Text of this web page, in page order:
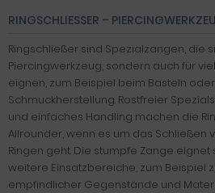
RINGSCHLIESSER –
Ringschließer sind Spezialzangen, die
Piercingwerkzeug, sondern auch für
eignen, zum Beispiel beim Basteln
Schmuckherstellung. Rostfreier
und einfaches Handling machen die
Allrounder, wenn es um das Schließen
Ringen geht. Die stumpfe Zange
weitere Einsatzbereiche, zum Beispiel
empfindlicher Gegenstände und